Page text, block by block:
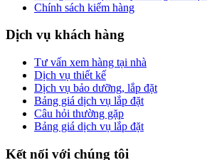
Chính sách kiểm hàng
Dịch vụ khách hàng
Tư vấn xem hàng tại nhà
Dịch vụ thiết kế
Dịch vụ bảo dưỡng, lắp đặt
Bảng giá dịch vụ lắp đặt
Câu hỏi thường gặp
Bảng giá dịch vụ lắp đặt
Kết nối với chúng tôi